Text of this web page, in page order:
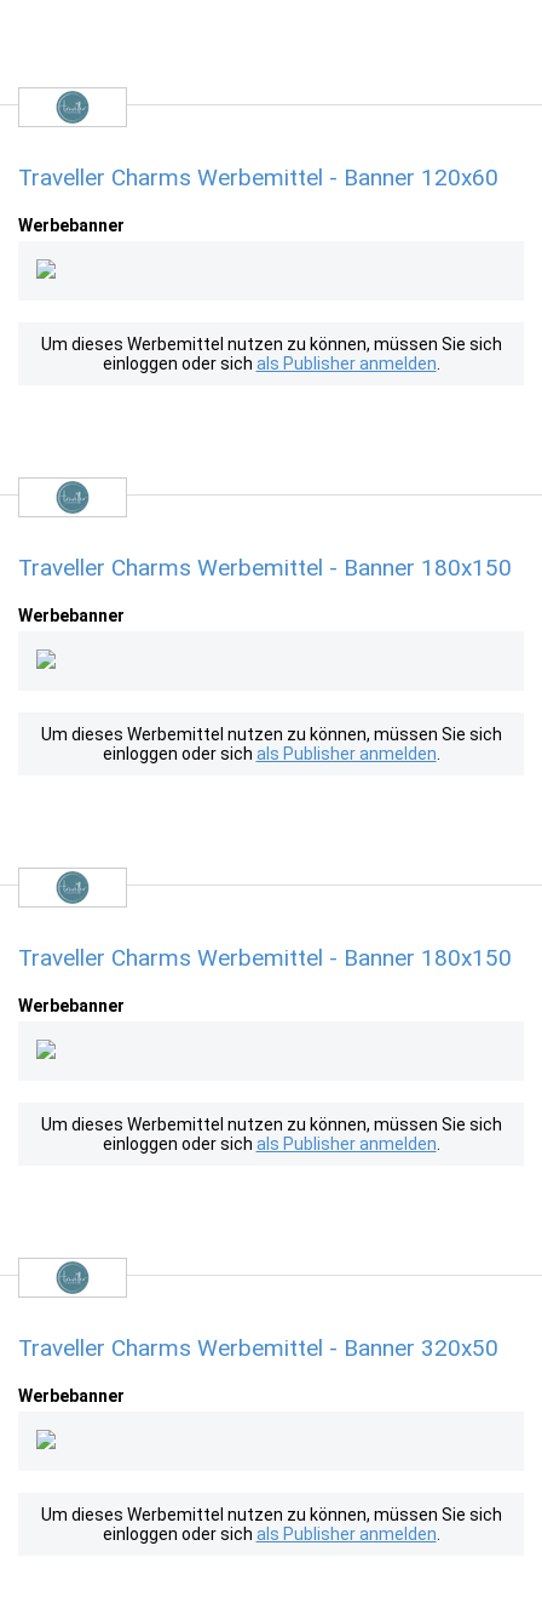
Traveller Charms Werbemittel - Banner 120x60
Werbebanner
Um dieses Werbemittel nutzen zu können, müssen Sie sich
einloggen oder sich als Publisher anmelden
Traveller Charms Werbemittel - Banner 180x150
Werbebanner
Um dieses Werbemittel nutzen zu können, müssen Sie sich
einloggen oder sich als Publisher anmelden
Traveller Charms Werbemittel - Banner 180x150
Werbebanner
Um dieses Werbemittel nutzen zu können, müssen Sie sich
einloggen oder sich als Publisher anmelden
Traveller Charms Werbemittel - Banner 320x50
Werbebanner
Um dieses Werbemittel nutzen zu können, müssen Sie sich
einloggen oder sich als Publisher anmelden